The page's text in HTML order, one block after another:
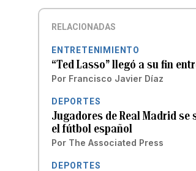
RELACIONADAS
ENTRETENIMIENTO
“Ted Lasso” llegó a su fin
Por Francisco Javier Díaz
DEPORTES
Jugadores de Real Madrid
el fútbol español
Por The Associated Press
DEPORTES